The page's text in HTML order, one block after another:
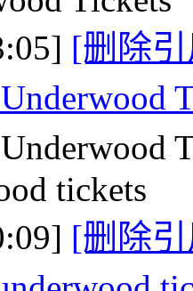
[删除
tickets
[删除